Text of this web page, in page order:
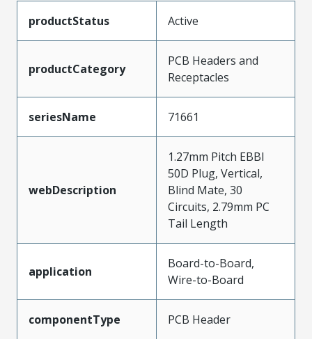
productStatus Active
productCategory
PCB Headers and
Receptacles
seriesName 71661
webDescription
1.27mm Pitch EBBI
50D Plug, Vertical,
Blind Mate, 30
Circuits, 2.79mm PC
Tail Length
application
Board-to-Board,
Wire-to-Board
componentType PCB Header